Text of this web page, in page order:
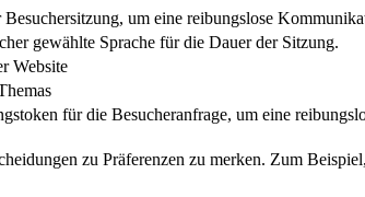
Besuchersitzung, um eine reibungslose
gewählte Sprache für die Dauer der Sitzung.
Website
für die Besucheranfrage, um eine
zu Präferenzen zu merken. Zum